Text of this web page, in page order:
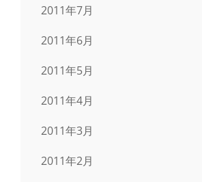
2011年7月
2011年6月
2011年5月
2011年4月
2011年3月
2011年2月